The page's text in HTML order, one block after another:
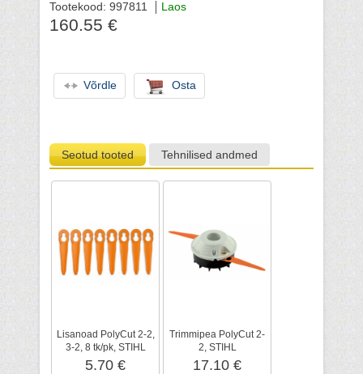
Tootekood: 997811 Laos
160.55 €
Võrdle Osta
Seotud tooted Tehnilised andmed
Lisanoad PolyCut 2-2,
3-2, 8 tk/pk, STIHL
5.70 €
Trimmipea PolyCut 2-
2, STIHL
17.10 €